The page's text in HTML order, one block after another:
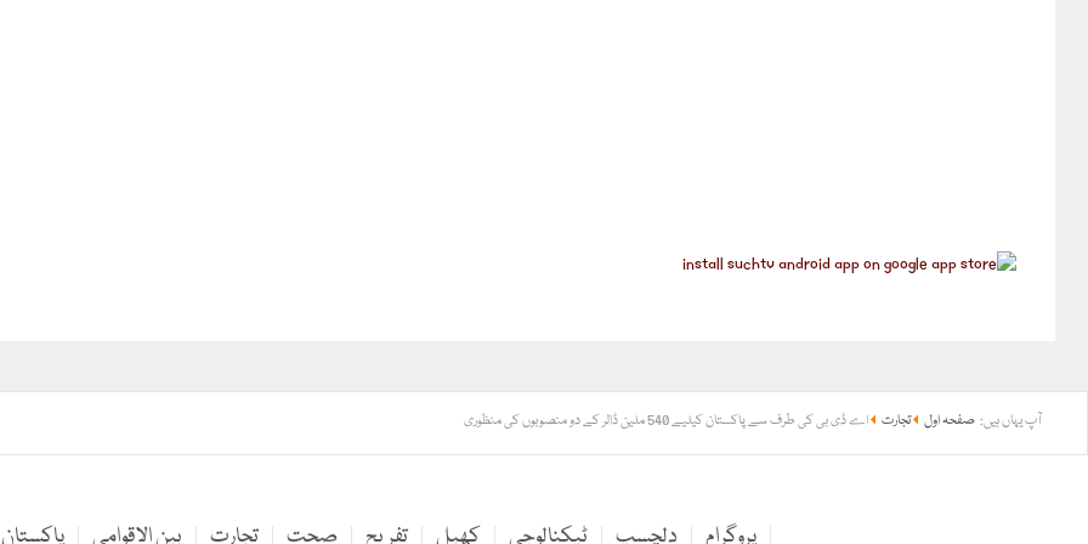
آپ یہاں ہیں: صفحہ اول تجارت اے ڈی بی کی طرف سے پاکستان کیلیے 540 ملین ڈالر کے دو منصوبوں کی منظوری
پاکستان بین الاقوامی تجارت صحت تفریح کھیل ٹیکنالوجی دلچسپ پروگرام